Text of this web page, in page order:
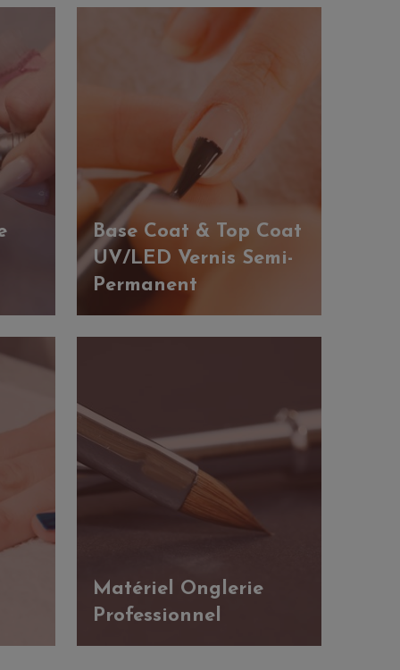
Base Coat & Top Coat
UV/LED Vernis Semi-
Permanent
Matériel Onglerie
Professionnel